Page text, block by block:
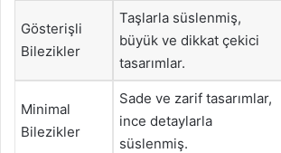
Gösterişli
Bilezikler
Taşlarla süslenmiş,
büyük ve dikkat çekici
tasarımlar.
Minimal
Bilezikler
Sade ve zarif tasarımlar,
ince detaylarla
süslenmiş.